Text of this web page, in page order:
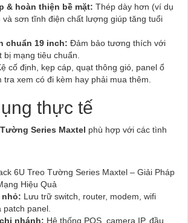
& hoàn thiện bề mặt: Thép dày hơn (ví dụ
và sơn tĩnh điện chất lượng giúp tăng tuổi
chuẩn 19 inch: Đảm bảo tương thích với
bị mạng tiêu chuẩn.
cố định, kẹp cáp, quạt thông gió, panel ổ
xem có đi kèm hay phải mua thêm.
thực tế
Series Maxtel phù hợp với các tình
6U Treo Tường Series Maxtel – Giải Pháp
Hiệu Quả
nhỏ: Lưu trữ switch, router, modem, wifi
panel.
nhánh: Hệ thống POS, camera IP, đầu